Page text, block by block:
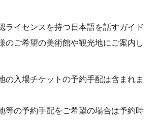
ライセンスを持つ日本語を話すガイド
のご希望の美術館や観光地にご案内し
の入場チケットの予約手配は含まれま
等の予約手配をご希望の場合は予約時